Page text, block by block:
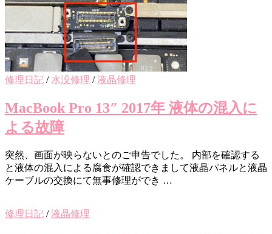
修理日記 / 水没修理 /液晶修理
MacBook Pro 13″ 2017年 液体の混入に
よる故障
突然、画面が映らないとのご申告でした。 内部を確認する
と液体の混入による腐食が確認できまして液晶パネルと液晶
ケーブルの交換にて無事修理ができ …
修理日記 /液晶修理